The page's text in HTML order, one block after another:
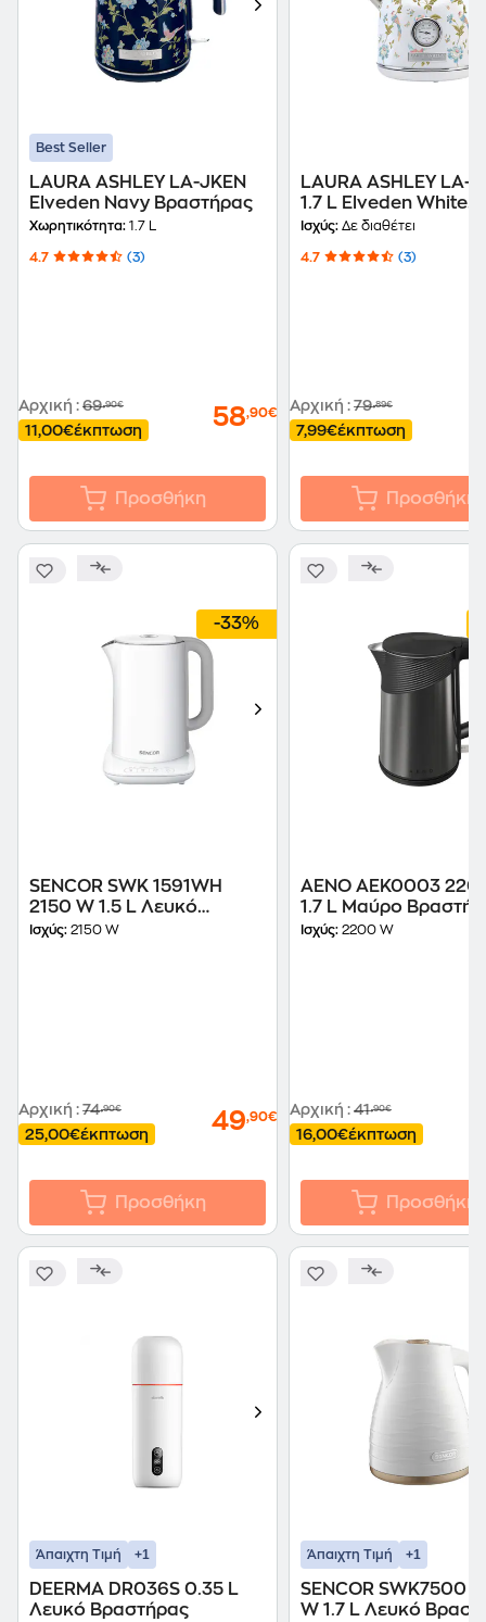
Best Seller
LAURA ASHLEY LA-JKEN
Elveden Navy Βραστήρας
Χωρητικότητα: 1.7 L
4.7 (3)
Αρχική : 69,90€
11,00€έκπτωση 58,90€
Προσθήκη
LAURA ASHLEY LA-
1.7 L Elveden White
Βραστήρας
Ισχύς: Δε διαθέτει
4.7 (3)
Αρχική : 79,89€
7,99€έκπτωση
Προσθήκη
-33%
SENCOR SWK 1591WH
2150 W 1.5 L Λευκό
Βραστήρας
Ισχύς: 2150 W
Αρχική : 74,90€
25,00€έκπτωση 49,90€
Προσθήκη
AENO AEK0003
1.7 L Μαύρο
Ισχύς: 2200 W
Αρχική : 41,90€
16,00€έκπτωση
Προσθήκη
Άπαιχτη Τιμή +1
DEERMA DR036S 0.35 L
Λευκό Βραστήρας
Άπαιχτη Τιμή +1
SENCOR SWK7500
W 1.7 L Λευκό